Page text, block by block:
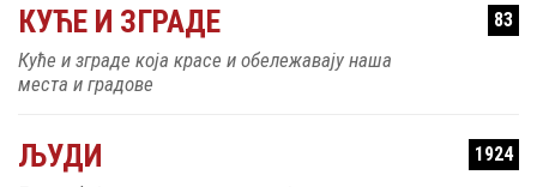
КУЋЕ И ЗГРАДЕ 83
Куће и зграде која красе и обележавају наша
места и градове
ЉУДИ 1924